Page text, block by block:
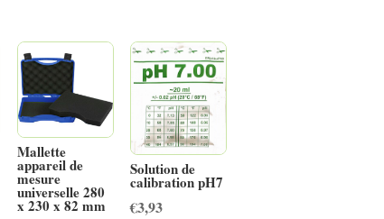
Mallette
appareil de
mesure
universelle 280
x 230 x 82 mm
Solution de
calibration pH7
€3,93